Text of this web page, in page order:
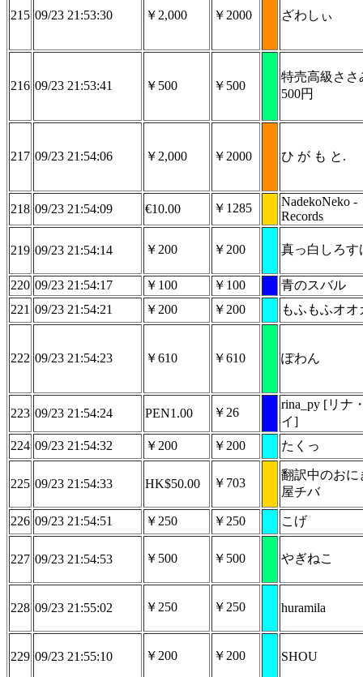
215 09/23 21:53:30 ￥2,000 ￥2000 ざわしぃ
216 09/23 21:53:41 ￥500 ￥500
特売高級ささ
500円
217 09/23 21:54:06 ￥2,000 ￥2000 ひ が も と.
218 09/23 21:54:09 €10.00 ￥1285
NadekoNeko -
Records
219 09/23 21:54:14 ￥200 ￥200 真っ白しろす
220 09/23 21:54:17 ￥100 ￥100
青のスバル
221 09/23 21:54:21 ￥200 ￥200 もふもふオオ
222 09/23 21:54:23 ￥610 ￥610 ぽわん
223 09/23 21:54:24 PEN1.00 ￥26
rina_py [リナ
イ]
224 09/23 21:54:32 ￥200 ￥200 たくっ
225 09/23 21:54:33 HK$50.00 ￥703
翻訳中のおに
屋チバ
226 09/23 21:54:51 ￥250 ￥250 こげ
227 09/23 21:54:53 ￥500 ￥500 やぎねこ
228 09/23 21:55:02 ￥250 ￥250 huramila
229 09/23 21:55:10 ￥200 ￥200 SHOU